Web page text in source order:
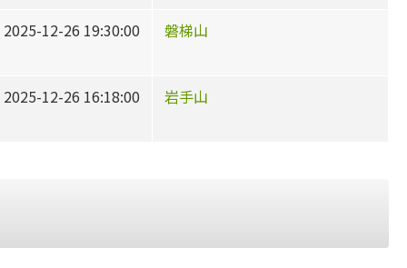
2025-12-26 19:30:00 磐梯山
2025-12-26 16:18:00 岩手山